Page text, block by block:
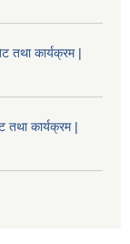
तथा कार्यक्रम |
तथा कार्यक्रम |